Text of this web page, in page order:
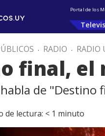
Portal de los
. RADIO . RADIO
final, el
de "Destino
de lectura: < 1 minuto